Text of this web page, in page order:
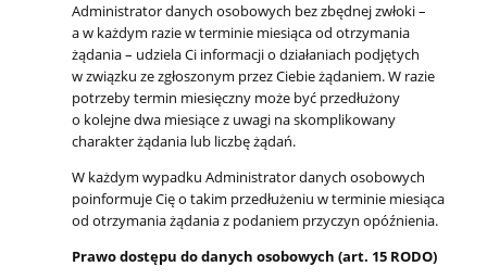
Administrator danych osobowych bez zbędnej zwłoki –
a w każdym razie w terminie miesiąca od otrzymania
żądania – udziela Ci informacji o działaniach podjętych
w związku ze zgłoszonym przez Ciebie żądaniem. W razie
potrzeby termin miesięczny może być przedłużony
o kolejne dwa miesiące z uwagi na skomplikowany
charakter żądania lub liczbę żądań.
W każdym wypadku Administrator danych osobowych
poinformuje Cię o takim przedłużeniu w terminie miesiąca
od otrzymania żądania z podaniem przyczyn opóźnienia.
Prawo dostępu do danych osobowych (art. 15 RODO)